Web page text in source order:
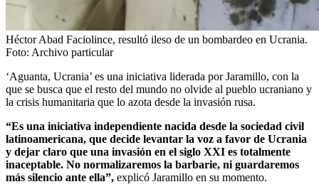
Héctor Abad Faciolince, resultó ileso de un bombardeo en Ucrania.
Foto: Archivo particular
‘Aguanta, Ucrania’ es una iniciativa liderada por Jaramillo, con la
que se busca que el resto del mundo no olvide al pueblo ucraniano y
la crisis humanitaria que lo azota desde la invasión rusa.
“Es una iniciativa independiente nacida desde la sociedad civil
latinoamericana, que decide levantar la voz a favor de Ucrania
y dejar claro que una invasión en el siglo XXI es totalmente
inaceptable. No normalizaremos la barbarie, ni guardaremos
más silencio ante ella”, explicó Jaramillo en su momento.